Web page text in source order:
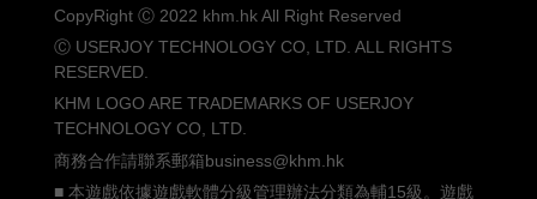
CopyRight Ⓒ 2022 khm.hk All Right Reserved
Ⓒ USERJOY TECHNOLOGY CO, LTD. ALL RIGHTS
RESERVED.
KHM LOGO ARE TRADEMARKS OF USERJOY
TECHNOLOGY CO, LTD.
商務合作請聯系郵箱business@khm.hk
■ 本遊戲依據遊戲軟體分級管理辦法分類為輔15級。遊戲